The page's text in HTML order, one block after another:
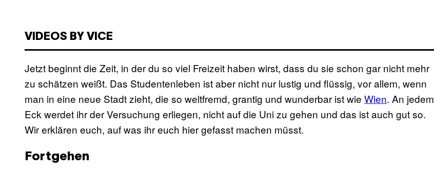
VIDEOS BY VICE
Jetzt beginnt die Zeit, in der du so viel Freizeit haben wirst, dass du sie schon gar nicht mehr
zu schätzen weißt. Das Studentenleben ist aber nicht nur lustig und flüssig, vor allem, wenn
man in eine neue Stadt zieht, die so weltfremd, grantig und wunderbar ist wie Wien. An jedem
Eck werdet ihr der Versuchung erliegen, nicht auf die Uni zu gehen und das ist auch gut so.
Wir erklären euch, auf was ihr euch hier gefasst machen müsst.
Fortgehen